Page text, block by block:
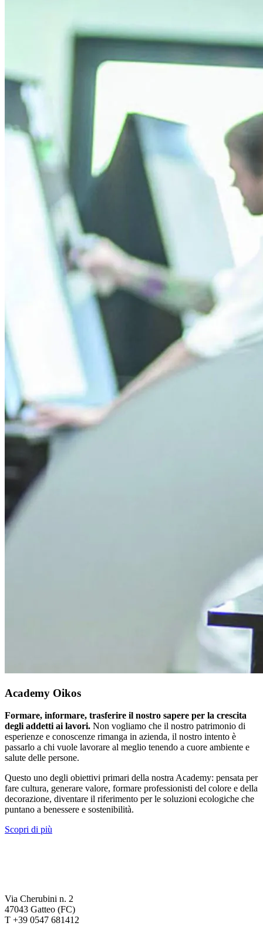
Academy Oikos
Formare, informare, trasferire il nostro sapere per la crescita
degli addetti ai lavori. Non vogliamo che il nostro patrimonio di
esperienze e conoscenze rimanga in azienda, il nostro intento è
passarlo a chi vuole lavorare al meglio tenendo a cuore ambiente e
salute delle persone.
Questo uno degli obiettivi primari della nostra Academy: pensata per
fare cultura, generare valore, formare professionisti del colore e della
decorazione, diventare il riferimento per le soluzioni ecologiche che
puntano a benessere e sostenibilità.
Scopri di più
Via Cherubini n. 2
47043 Gatteo (FC)
T +39 0547 681412